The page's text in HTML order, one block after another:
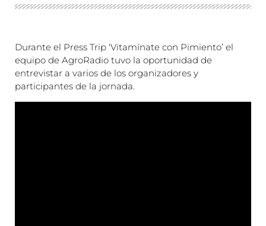
Durante el Press Trip ‘Vitamínate con Pimiento’ el
equipo de AgroRadio tuvo la oportunidad de
entrevistar a varios de los organizadores y
participantes de la jornada.